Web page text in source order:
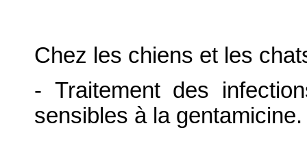
Chez les chiens et les
- Traitement des
sensibles à la gentamicine.